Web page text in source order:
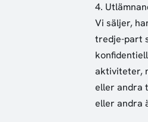
4.
Vi säljer,
tredje-part
aktiviteter,
eller andra
eller andra